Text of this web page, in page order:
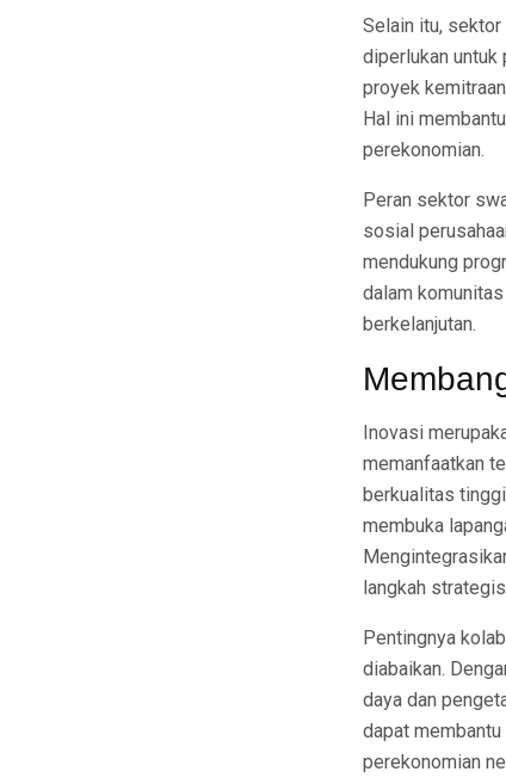
Selain itu,
diperlukan untuk
proyek
Hal ini
perekonomian.
Peran sektor
sosial
mendukung
dalam
berkelanjutan.
Inovasi
memanfaatkan
berkualitas
membuka
langkah
Pentingnya
diabaikan.
daya dan
dapat
perekonomian